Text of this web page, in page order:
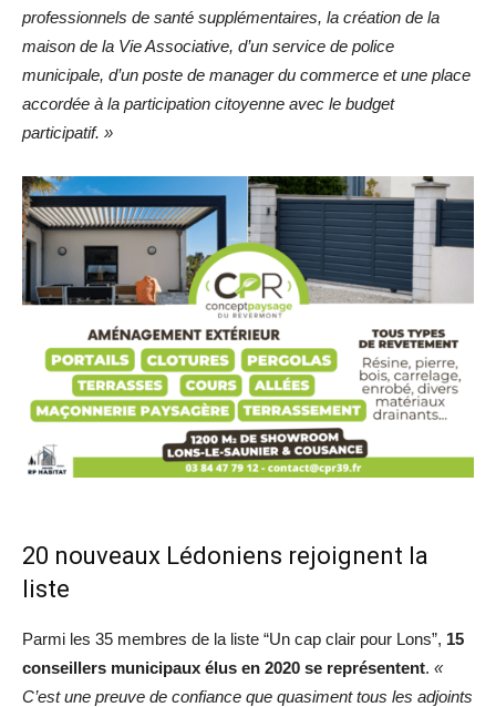
professionnels de santé supplémentaires, la création de la
maison de la Vie Associative, d’un service de police
municipale, d’un poste de manager du commerce et une place
accordée à la participation citoyenne avec le budget
participatif. »
20 nouveaux Lédoniens rejoignent la
liste
Parmi les 35 membres de la liste “Un cap clair pour Lons”, 15
conseillers municipaux élus en 2020 se représentent. «
C’est une preuve de confiance que quasiment tous les adjoints